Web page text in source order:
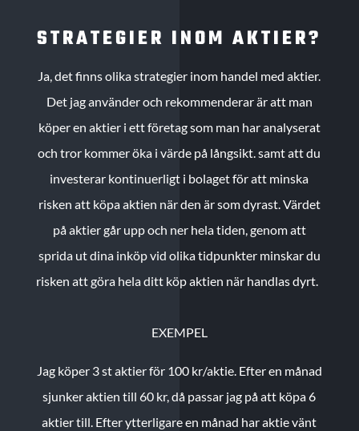
STRATEGIER INOM AKTIER?
Ja, det finns olika strategier inom handel med aktier.
Det jag använder och rekommenderar är att man
köper en aktier i ett företag som man har analyserat
och tror kommer öka i värde på långsikt. samt att du
investerar kontinuerligt i bolaget för att minska
risken att köpa aktien när den är som dyrast. Värdet
på aktier går upp och ner hela tiden, genom att
sprida ut dina inköp vid olika tidpunkter minskar du
risken att göra hela ditt köp aktien när handlas dyrt.
EXEMPEL
Jag köper 3 st aktier för 100 kr/aktie. Efter en månad
sjunker aktien till 60 kr, då passar jag på att köpa 6
aktier till. Efter ytterligare en månad har aktie vänt